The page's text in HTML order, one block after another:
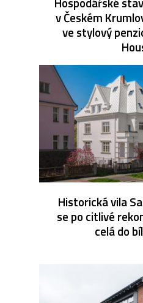
v Českém
ve stylový
Historická vila
se po citlivé
celá do